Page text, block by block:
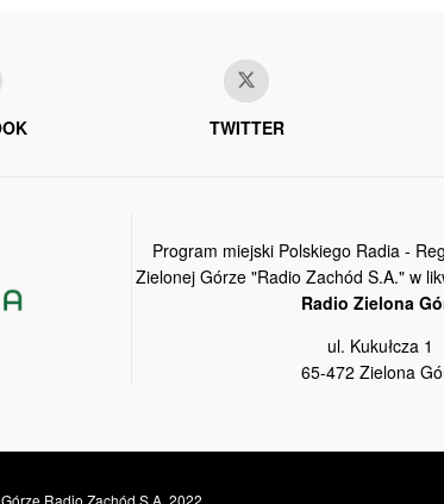
TWITTER
Program miejski Polskiego Radia -
Zielonej Górze "Radio Zachód S.A." w
Radio Zielona
ul. Kukułcza 1
65-472 Zielona
Radio Zachód S.A. 2022.